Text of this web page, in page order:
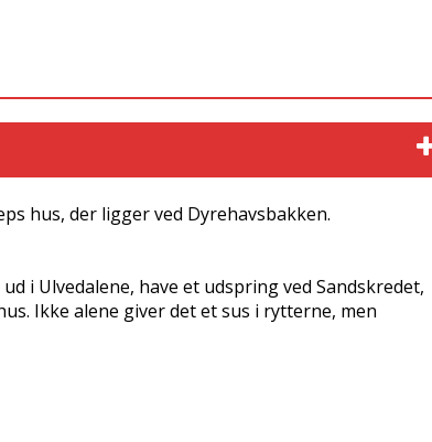
hus, der ligger ved Dyrehavsbakken.
i Ulvedalene, have et udspring ved Sandskredet,
Ikke alene giver det et sus i rytterne, men